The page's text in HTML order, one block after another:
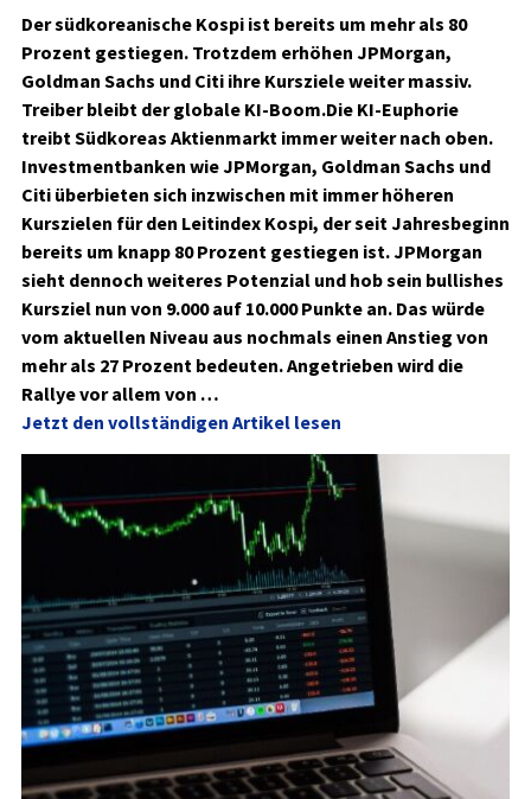
Der südkoreanische Kospi ist bereits um mehr als 80
Prozent gestiegen. Trotzdem erhöhen JPMorgan,
Goldman Sachs und Citi ihre Kursziele weiter massiv.
Treiber bleibt der globale KI-Boom.Die KI-Euphorie
treibt Südkoreas Aktienmarkt immer weiter nach oben.
Investmentbanken wie JPMorgan, Goldman Sachs und
Citi überbieten sich inzwischen mit immer höheren
Kurszielen für den Leitindex Kospi, der seit Jahresbeginn
bereits um knapp 80 Prozent gestiegen ist. JPMorgan
sieht dennoch weiteres Potenzial und hob sein bullishes
Kursziel nun von 9.000 auf 10.000 Punkte an. Das würde
vom aktuellen Niveau aus nochmals einen Anstieg von
mehr als 27 Prozent bedeuten. Angetrieben wird die
Rallye vor allem von …
Jetzt den vollständigen Artikel lesen